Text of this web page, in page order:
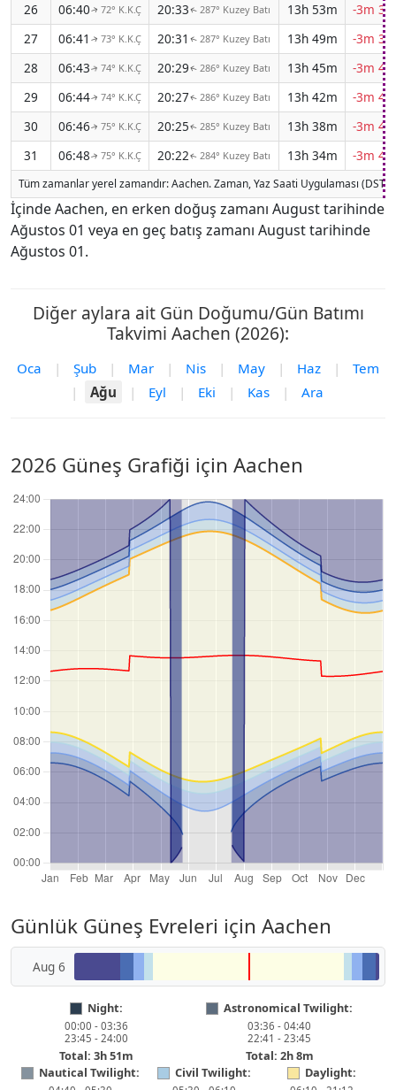
26
06:40↑72° K.K.Ç 20:33↑ 287° Kuzey Batı 13h 53m
-3m
27
06:41 ↑73° K.K.Ç 20:31 ↑ 287° Kuzey Batı 13h 49m
-3m
28
06:43↑ 74° K.K.Ç 20:29↑ 286° Kuzey Batı 13h 45m
-3m
29
06:44↑ 74° K.K.Ç 20:27↑ 286° Kuzey Batı 13h 42m
-3m
30
06:46↑ 75° K.K.Ç 20:25↑ 285° Kuzey Batı 13h 38m
-3m
31
06:48↑ 75° K.K.Ç 20:22↑ 284° Kuzey Batı 13h 34m -3m
Tüm zamanlar yerel zamandır: Aachen. Zaman, Yaz Saati Uygulaması
İçinde Aachen, en erken doğuş zamanı August tarihinde
Ağustos 01 veya en geç batış zamanı August tarihinde
Ağustos 01.
Diğer aylara ait Gün Doğumu/Gün Batımı
Takvimi Aachen (2026):
Oca | Şub | Mar | Nis | May | Haz |
Tem
|
Ağu | Eyl | Eki | Kas | Ara
2026 Güneş Grafiği için Aachen
Günlük Güneş Evreleri için Aachen
Aug 6
Night:
00:00 - 03:36
23:45 - 24:00
Total: 3h 51m
Astronomical Twilight:
03:36 - 04:40
22:41 - 23:45
Total: 2h 8m
Nautical Twilight:
Civil Twilight: Daylight: